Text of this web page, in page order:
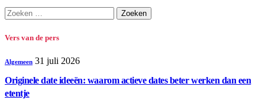
Zoeken
naar:
Vers van de pers
Algemeen 31 juli 2026
Originele date ideeën: waarom actieve dates beter werken dan een
etentje